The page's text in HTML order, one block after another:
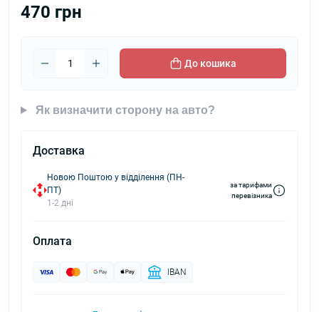
470 грн
До кошика
Як визначити сторону на авто?
Доставка
Новою Поштою у відділення (ПН-
ПТ)
1-2 дні
за тарифами
перевізника
Оплата
IBAN